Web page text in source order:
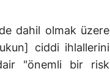
dahil olmak üzere
ciddi ihlallerini
"önemli bir risk